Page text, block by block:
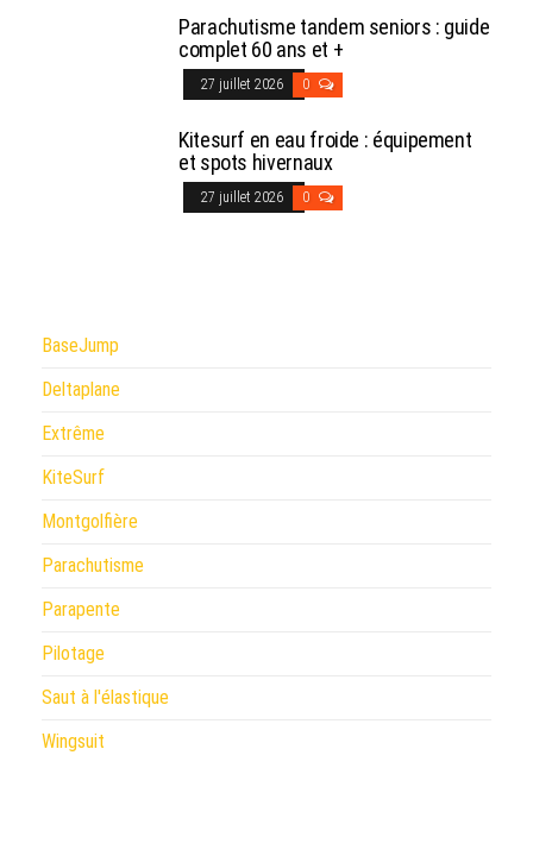
Parachutisme tandem seniors : guide
complet 60 ans et +
27 juillet 2026 0
Kitesurf en eau froide : équipement
et spots hivernaux
27 juillet 2026 0
BaseJump
Deltaplane
Extrême
KiteSurf
Montgolfière
Parachutisme
Parapente
Pilotage
Saut à l'élastique
Wingsuit